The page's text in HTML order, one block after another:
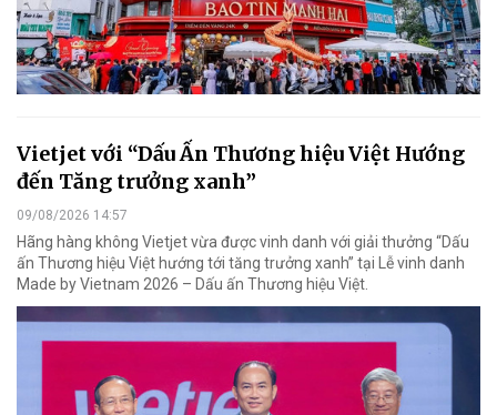
Vietjet với “Dấu Ấn Thương hiệu Việt Hướng
đến Tăng trưởng xanh”
09/08/2026 14:57
Hãng hàng không Vietjet vừa được vinh danh với giải thưởng “Dấu
ấn Thương hiệu Việt hướng tới tăng trưởng xanh” tại Lễ vinh danh
Made by Vietnam 2026 – Dấu ấn Thương hiệu Việt.